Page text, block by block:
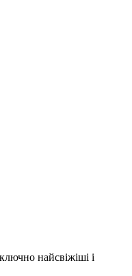
найсвіжіші і